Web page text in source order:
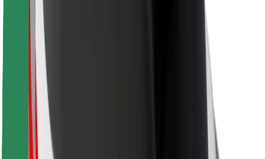
Byer
Byløsninger